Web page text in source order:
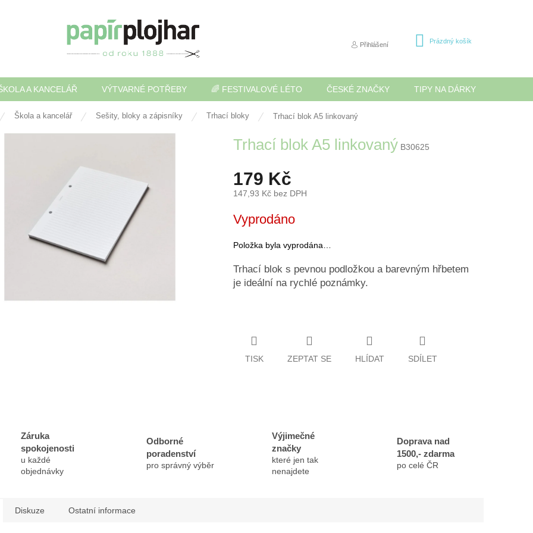
Přihlášení
NÁKUPNÍ
Prázdný košík
A KANCELÁŘ VÝTVARNÉ POTŘEBY 🌈 FESTIVALOVÉ LÉTO ČESKÉ ZNAČKY TIPY NA DÁRKY
Škola a kancelář Sešity, bloky a zápisníky Trhací bloky Trhací blok A5 linkovaný
Trhací blok A5 linkovaný B30625
179 Kč
147,93 Kč bez DPH
cena:
Vyprodáno
Položka byla vyprodána…
Trhací blok s pevnou podložkou a barevným hřbetem
je ideální na rychlé poznámky.
TISK ZEPTAT SE HLÍDAT SDÍLET
Záruka
spokojenosti
u každé
objednávky
Odborné
poradenství
pro správný výběr
Výjimečné
značky
které jen tak
nenajdete
Doprava nad
1500,- zdarma
po celé ČR
Diskuze Ostatní informace